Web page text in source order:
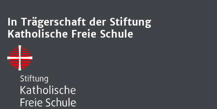
In Trägerschaft der Stiftung
Katholische Freie Schule